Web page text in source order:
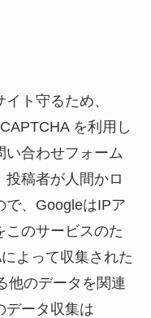
ト守るため、
を利用し
い合わせフォーム
稿者が人間かロ
で、GoogleはIPア
このサービスのた
よって収集された
他のデータを関連
データ収集は